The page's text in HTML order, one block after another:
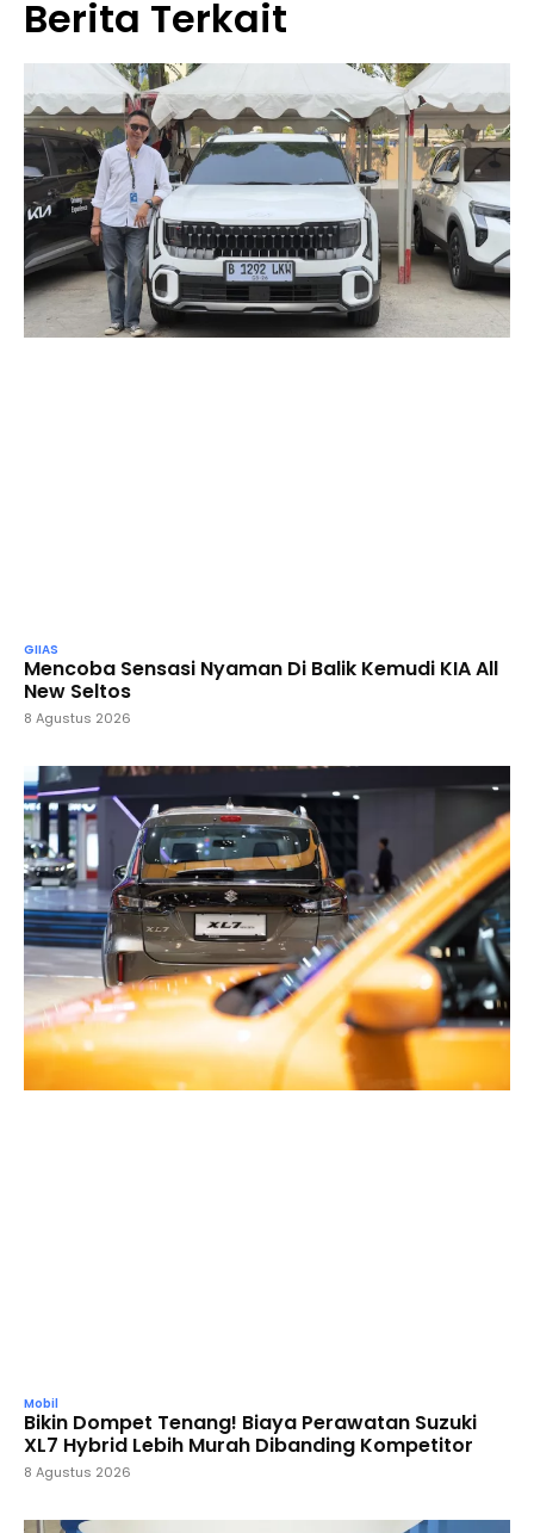
Berita Terkait
GIIAS
Mencoba Sensasi Nyaman Di Balik Kemudi KIA All
New Seltos
8 Agustus 2026
Mobil
Bikin Dompet Tenang! Biaya Perawatan Suzuki
XL7 Hybrid Lebih Murah Dibanding Kompetitor
8 Agustus 2026